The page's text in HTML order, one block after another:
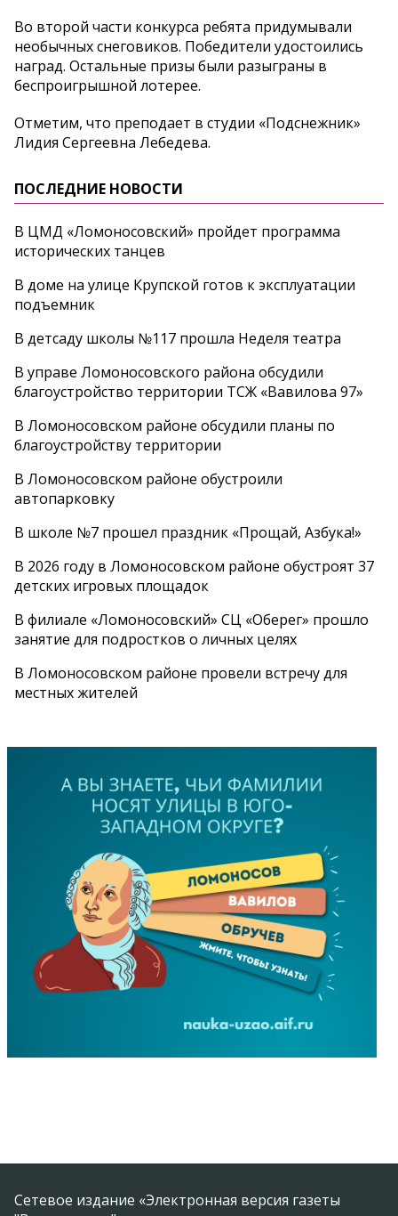
Во второй части конкурса ребята придумывали
необычных снеговиков. Победители удостоились
наград. Остальные призы были разыграны в
беспроигрышной лотерее.
Отметим, что преподает в студии «Подснежник»
Лидия Сергеевна Лебедева.
ПОСЛЕДНИЕ НОВОСТИ
В ЦМД «Ломоносовский» пройдет программа
исторических танцев
В доме на улице Крупской готов к эксплуатации
подъемник
В детсаду школы №117 прошла Неделя театра
В управе Ломоносовского района обсудили
благоустройство территории ТСЖ «Вавилова 97»
В Ломоносовском районе обсудили планы по
благоустройству территории
В Ломоносовском районе обустроили
автопарковку
В школе №7 прошел праздник «Прощай, Азбука!»
В 2026 году в Ломоносовском районе обустроят 37
детских игровых площадок
В филиале «Ломоносовский» СЦ «Оберег» прошло
занятие для подростков о личных целях
В Ломоносовском районе провели встречу для
местных жителей
Сетевое издание «Электронная версия газеты